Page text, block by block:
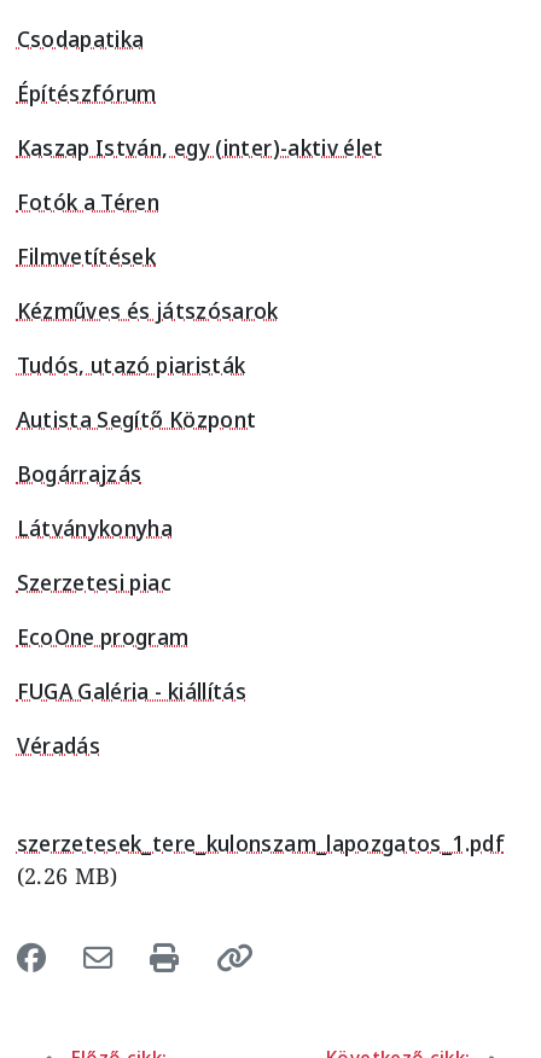
Csodapatika
Építészfórum
Kaszap István, egy (inter)-aktiv élet
Fotók a Téren
Filmvetítések
Kézműves és játszósarok
Tudós, utazó piaristák
Autista Segítő Központ
Bogárrajzás
Látványkonyha
Szerzetesi piac
EcoOne program
FUGA Galéria - kiállítás
Véradás
szerzetesek_tere_kulonszam_lapozgatos_1.pdf
(2.26 MB)